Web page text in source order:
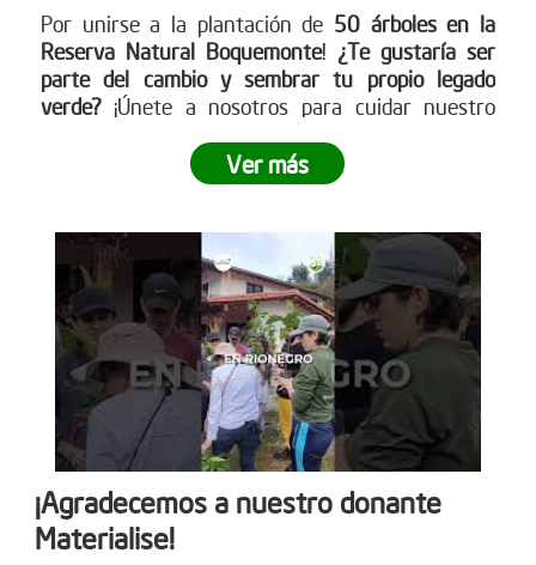
Por unirse a la plantación de 50 árboles en la
Reserva Natural Boquemonte! ¿Te gustaría ser
parte del cambio y sembrar tu propio legado
verde?¡Únete a nosotros para cuidar nuestro
www.reddearboles.orgVer más
¡Agradecemos a nuestro donante
Materialise!